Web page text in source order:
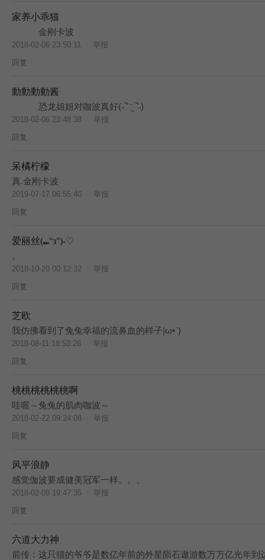
BES
家养小乖猫
BES
金刚卡波
2018-02-06 23:50:11
举报
回复
動動動動酱
BES
恐龙姐姐对咖波真好(˶‾᷄ ⁻̫ ‾᷅˵)
2018-02-06 23:48:38
举报
回复
呆橘柠檬
真.金刚卡波
2019-07-17 06:55:40
举报
回复
爱丽丝(⑉°з°)-♡
。
2018-10-20 00:12:32
举报
回复
芝欧
我仿佛看到了兔兔幸福的流鼻血的样子|ω•`)
2018-08-11 18:53:26
举报
回复
桃桃桃桃桃桃啊
哇喔～兔兔的肌肉咖波～
2018-02-22 09:24:08
举报
回复
风平浪静
感觉伽波要成健美冠军一样。。。
2018-02-09 19:47:35
举报
回复
六道大力神
前传：这只猫的爷爷是数亿年前的外星陨石遨游数万万亿光年